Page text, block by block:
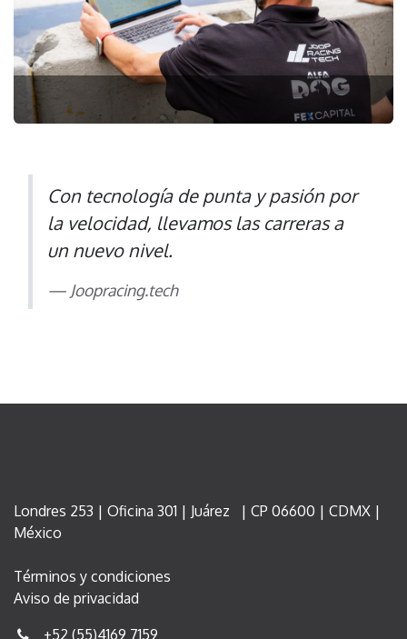
Con tecnología de punta y pasión por
la velocidad, llevamos las carreras a
un nuevo nivel.
Joopracing.tech
Londres 253 | Oficina 301 | Juárez | CP 06600 | CDMX |
México
Términos y condiciones
Aviso de privacidad
+52 (55)4169 7159